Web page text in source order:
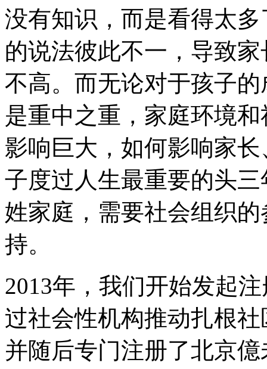
没有知识，而是看得太
的说法彼此不一，导致
不高。而无论对于孩子
是重中之重，家庭环境
影响巨大，如何影响家
子度过人生最重要的头
姓家庭，需要社会组织
持。
2013年，我们开始发起
过社会性机构推动扎根
并随后专门注册了北京